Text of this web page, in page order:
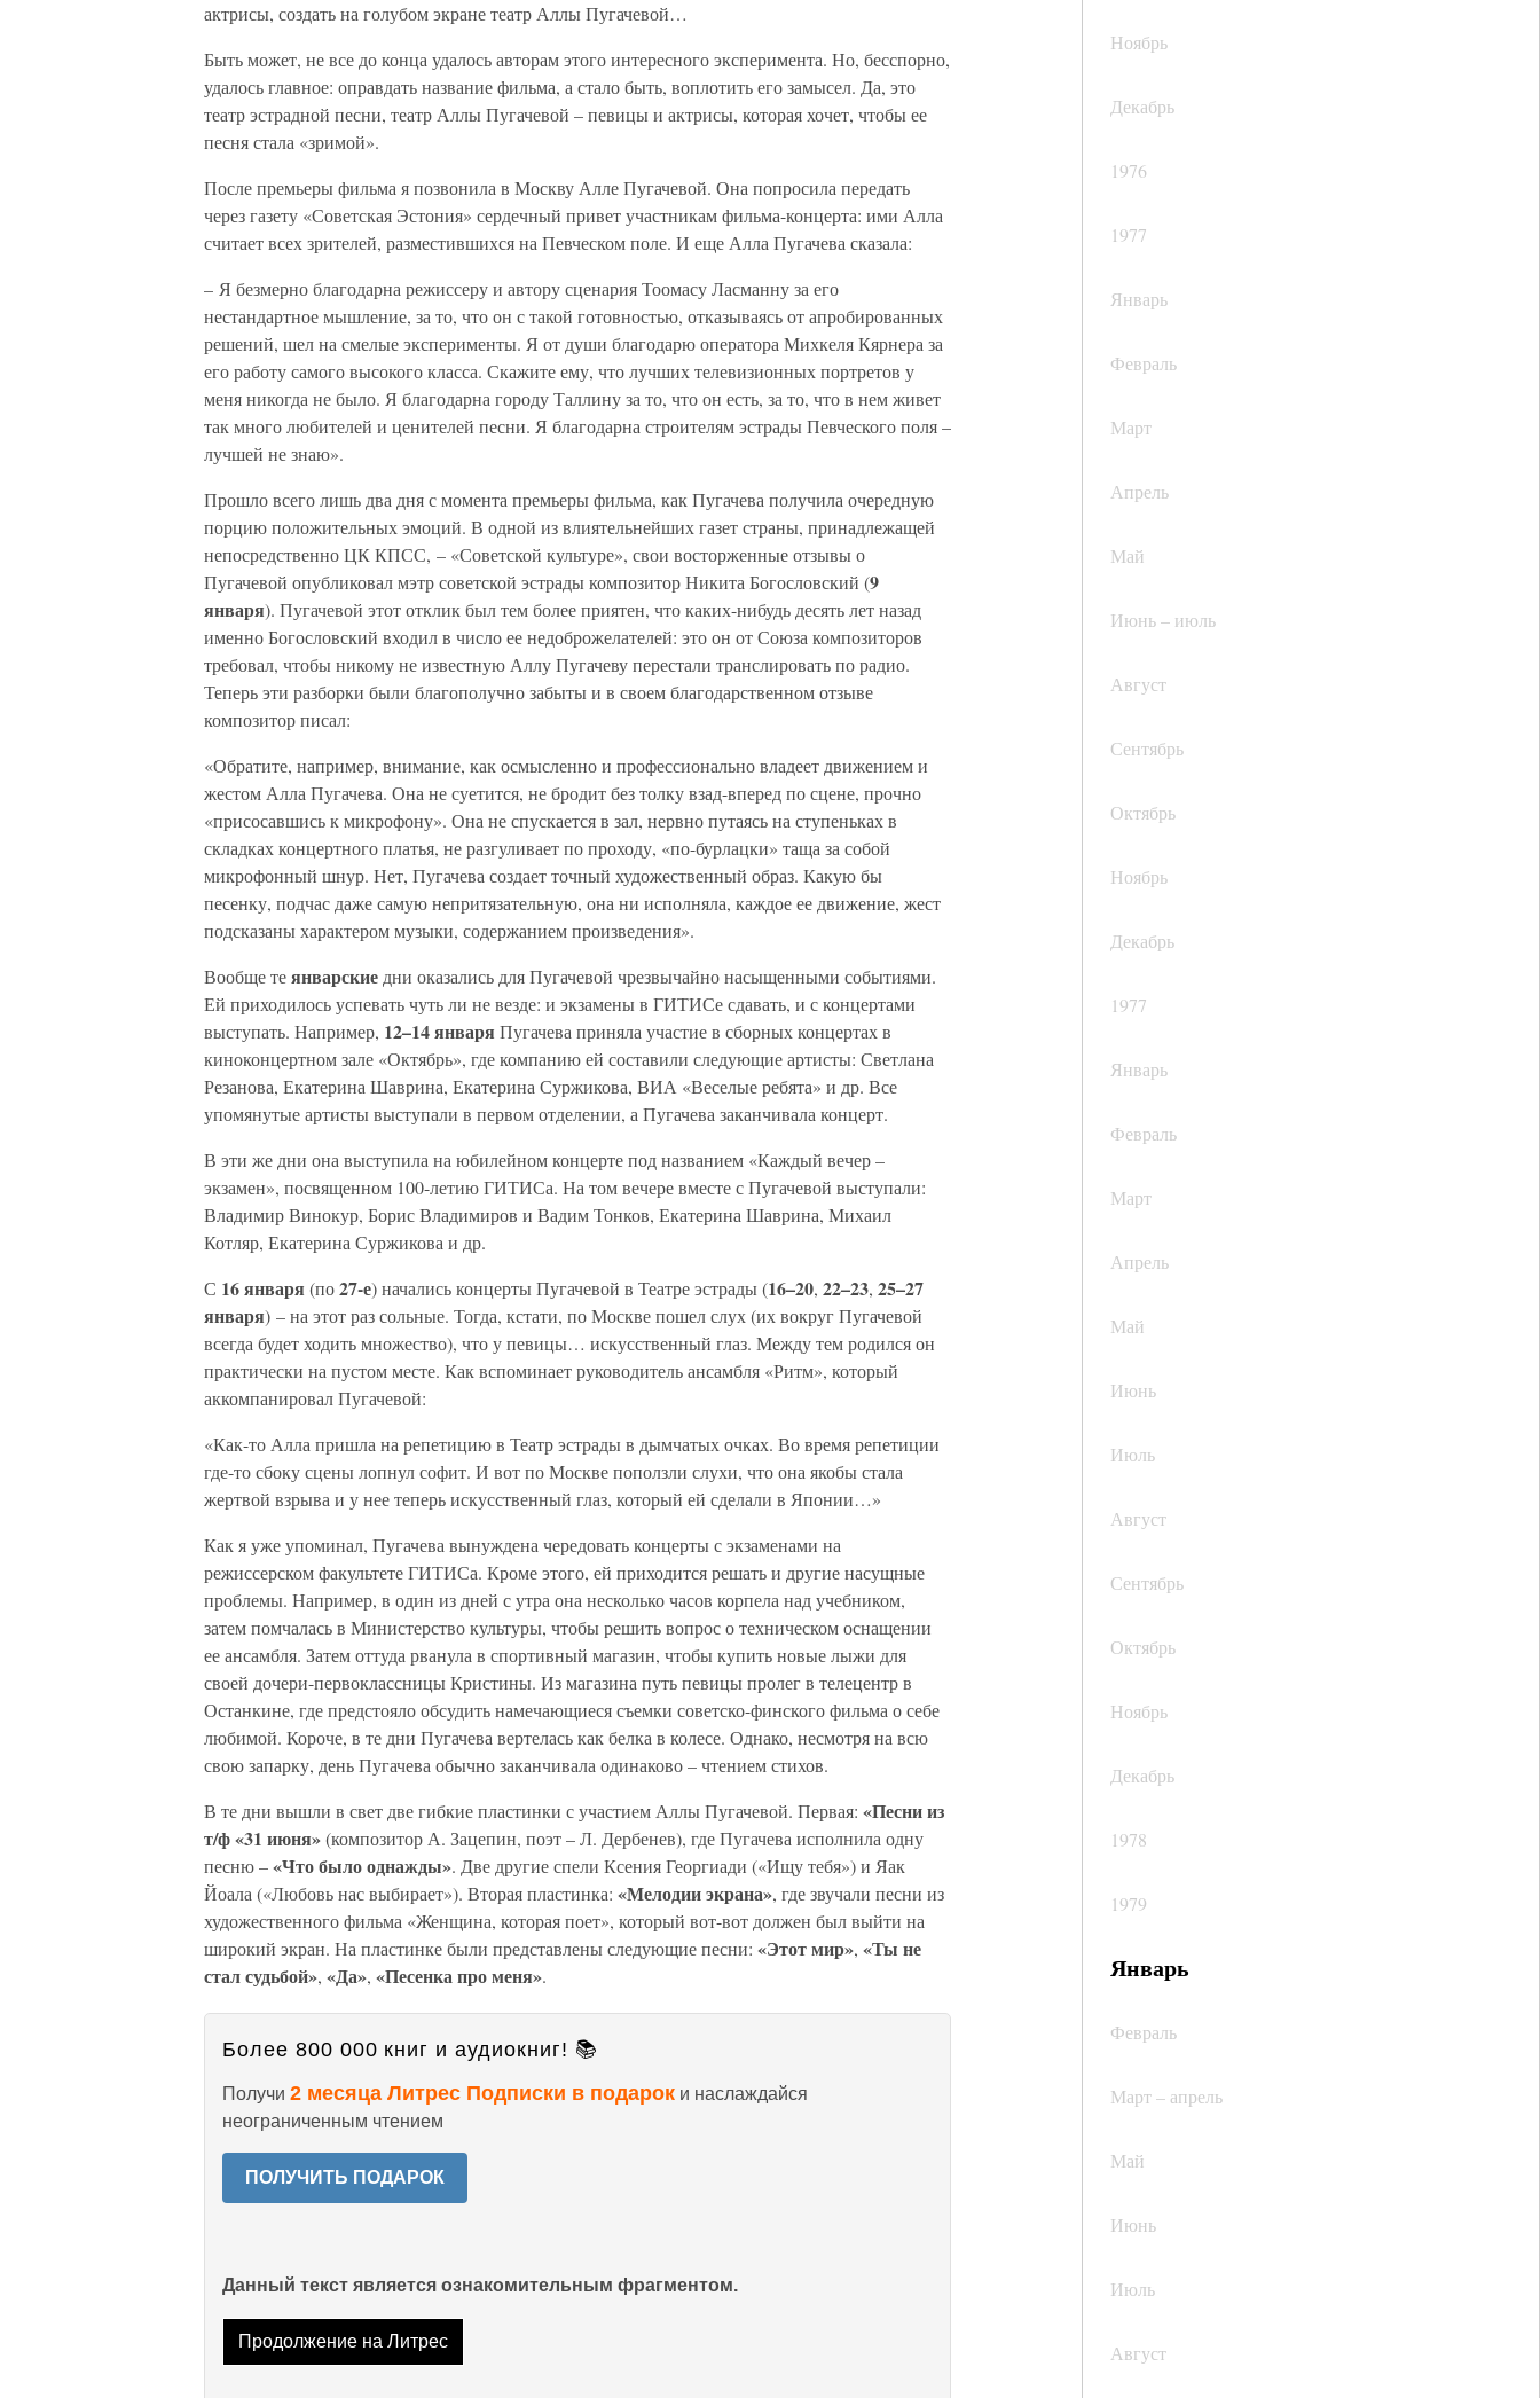
Ноябрь
Декабрь
1976
1977
Январь
Февраль
Март
Апрель
Май
Июнь – июль
Август
Сентябрь
Октябрь
Ноябрь
Декабрь
1977
Январь
Февраль
Март
Апрель
Май
Июнь
Июль
Август
Сентябрь
Октябрь
Ноябрь
Декабрь
1978
1979
Январь
Февраль
Март – апрель
Май
Июнь
Июль
Август
актрисы, создать на голубом экране театр Аллы Пугачевой…
Быть может, не все до конца удалось авторам этого интересного эксперимента. Но, бесспорно,
удалось главное: оправдать название фильма, а стало быть, воплотить его замысел. Да, это
театр эстрадной песни, театр Аллы Пугачевой – певицы и актрисы, которая хочет, чтобы ее
песня стала «зримой».
После премьеры фильма я позвонила в Москву Алле Пугачевой. Она попросила передать
через газету «Советская Эстония» сердечный привет участникам фильма-концерта: ими Алла
считает всех зрителей, разместившихся на Певческом поле. И еще Алла Пугачева сказала:
– Я безмерно благодарна режиссеру и автору сценария Тоомасу Ласманну за его
нестандартное мышление, за то, что он с такой готовностью, отказываясь от апробированных
решений, шел на смелые эксперименты. Я от души благодарю оператора Михкеля Кярнера за
его работу самого высокого класса. Скажите ему, что лучших телевизионных портретов у
меня никогда не было. Я благодарна городу Таллину за то, что он есть, за то, что в нем живет
так много любителей и ценителей песни. Я благодарна строителям эстрады Певческого поля –
лучшей не знаю».
Прошло всего лишь два дня с момента премьеры фильма, как Пугачева получила очередную
порцию положительных эмоций. В одной из влиятельнейших газет страны, принадлежащей
непосредственно ЦК КПСС, – «Советской культуре», свои восторженные отзывы о
Пугачевой опубликовал мэтр советской эстрады композитор Никита Богословский (9
января). Пугачевой этот отклик был тем более приятен, что каких-нибудь десять лет назад
именно Богословский входил в число ее недоброжелателей: это он от Союза композиторов
требовал, чтобы никому не известную Аллу Пугачеву перестали транслировать по радио.
Теперь эти разборки были благополучно забыты и в своем благодарственном отзыве
композитор писал:
«Обратите, например, внимание, как осмысленно и профессионально владеет движением и
жестом Алла Пугачева. Она не суетится, не бродит без толку взад-вперед по сцене, прочно
«присосавшись к микрофону». Она не спускается в зал, нервно путаясь на ступеньках в
складках концертного платья, не разгуливает по проходу, «по-бурлацки» таща за собой
микрофонный шнур. Нет, Пугачева создает точный художественный образ. Какую бы
песенку, подчас даже самую непритязательную, она ни исполняла, каждое ее движение, жест
подсказаны характером музыки, содержанием произведения».
Вообще теянварские дни оказались для Пугачевой чрезвычайно насыщенными событиями.
Ей приходилось успевать чуть ли не везде: и экзамены в ГИТИСе сдавать, и с концертами
выступать. Например, 12–14 января Пугачева приняла участие в сборных концертах в
киноконцертном зале «Октябрь», где компанию ей составили следующие артисты: Светлана
Резанова, Екатерина Шаврина, Екатерина Суржикова, ВИА «Веселые ребята» и др. Все
упомянутые артисты выступали в первом отделении, а Пугачева заканчивала концерт.
В эти же дни она выступила на юбилейном концерте под названием «Каждый вечер –
экзамен», посвященном 100-летию ГИТИСа. На том вечере вместе с Пугачевой выступали:
Владимир Винокур, Борис Владимиров и Вадим Тонков, Екатерина Шаврина, Михаил
Котляр, Екатерина Суржикова и др.
С 16 января (по27-е) начались концерты Пугачевой в Театре эстрады (16–20, 22–23, 25–27
января) – на этот раз сольные. Тогда, кстати, по Москве пошел слух (их вокруг Пугачевой
всегда будет ходить множество), что у певицы… искусственный глаз. Между тем родился он
практически на пустом месте. Как вспоминает руководитель ансамбля «Ритм», который
аккомпанировал Пугачевой:
«Как-то Алла пришла на репетицию в Театр эстрады в дымчатых очках. Во время репетиции
где-то сбоку сцены лопнул софит. И вот по Москве поползли слухи, что она якобы стала
жертвой взрыва и у нее теперь искусственный глаз, который ей сделали в Японии…»
Как я уже упоминал, Пугачева вынуждена чередовать концерты с экзаменами на
режиссерском факультете ГИТИСа. Кроме этого, ей приходится решать и другие насущные
проблемы. Например, в один из дней с утра она несколько часов корпела над учебником,
затем помчалась в Министерство культуры, чтобы решить вопрос о техническом оснащении
ее ансамбля. Затем оттуда рванула в спортивный магазин, чтобы купить новые лыжи для
своей дочери-первоклассницы Кристины. Из магазина путь певицы пролег в телецентр в
Останкине, где предстояло обсудить намечающиеся съемки советско-финского фильма о себе
любимой. Короче, в те дни Пугачева вертелась как белка в колесе. Однако, несмотря на всю
свою запарку, день Пугачева обычно заканчивала одинаково – чтением стихов.
В те дни вышли в свет две гибкие пластинки с участием Аллы Пугачевой. Первая: «Песни из
т/ф «31 июня»(композитор А. Зацепин, поэт – Л. Дербенев), где Пугачева исполнила одну
песню –«Что было однажды». Две другие спели Ксения Георгиади («Ищу тебя») и Яак
Йоала («Любовь нас выбирает»). Вторая пластинка: «Мелодии экрана», где звучали песни из
художественного фильма «Женщина, которая поет», который вот-вот должен был выйти на
широкий экран. На пластинке были представлены следующие песни: «Этот мир», «Ты не
стал судьбой», «Да», «Песенка про меня».
Более 800 000 книг и аудиокниг! 📚
Получи 2 месяца Литрес Подписки в подарок и наслаждайся
неограниченным чтением
ПОЛУЧИТЬ ПОДАРОК
Данный текст является ознакомительным фрагментом.
Продолжение на Литрес